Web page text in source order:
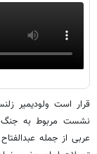
قرار است ولودیمیر
نشست مربوط به جنگ
عربی از جمله